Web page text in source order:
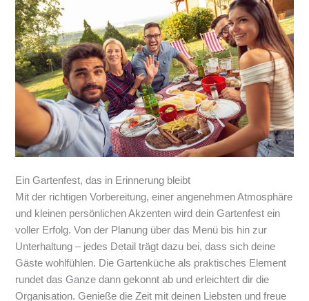
Ein Gartenfest, das in Erinnerung bleibt
Mit der richtigen Vorbereitung, einer angenehmen Atmosphäre
und kleinen persönlichen Akzenten wird dein Gartenfest ein
voller Erfolg. Von der Planung über das Menü bis hin zur
Unterhaltung – jedes Detail trägt dazu bei, dass sich deine
Gäste wohlfühlen. Die Gartenküche als praktisches Element
rundet das Ganze dann gekonnt ab und erleichtert dir die
Organisation. Genieße die Zeit mit deinen Liebsten und freue